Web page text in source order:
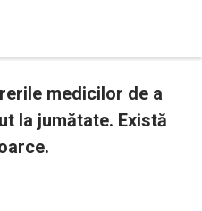
medicilor de a
la jumătate. Există